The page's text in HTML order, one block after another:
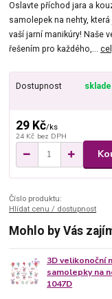
Oslavte příchod jara a
samolepek na nehty,
vaší jarní manikúry! Naše
řešením pro každého,...
Dostupnost
29 Kč/ks
24 Kč bez DPH
Číslo produktu:
Hlídat cenu / dostupnost
Mohlo by Vás
3D velikonoční
samolepky na
1047D